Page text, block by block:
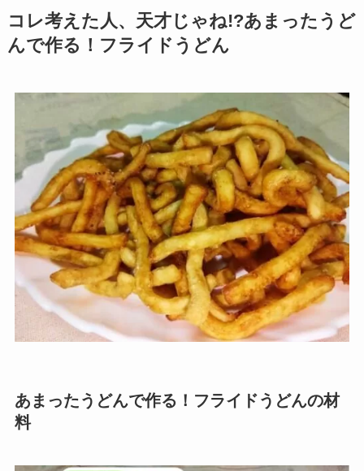
コレ考えた人、天才じゃね!?あまったうど
んで作る！フライドうどん
あまったうどんで作る！フライドうどんの材
料